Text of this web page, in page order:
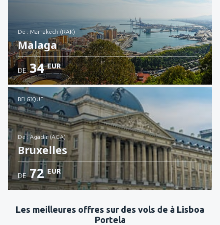
de : Marrakech (RAK)
Malaga
Voir les détails
DE 34 EUR
BELGIQUE
de : Agadir (AGA)
Bruxelles
Voir les détails
DE 72 EUR
Les meilleures offres sur des vols de à Lisboa
Portela